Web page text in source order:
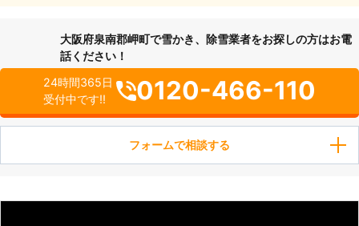
大阪府泉南郡岬町で雪かき、除雪業者をお探しの方はお電
話ください！
24時間365日
受付中です!!
0120-466-110
フォームで相談する